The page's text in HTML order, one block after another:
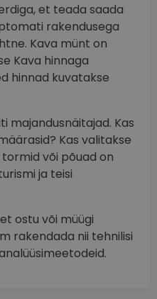
et teada saada
rakendusega
Kava münt on
Kava hinnaga
hinnad kuvatakse
majandusnäitajad. Kas
Kas valitakse
või põuad on
ja teisi
ostu või müügi
rakendada nii tehnilisi